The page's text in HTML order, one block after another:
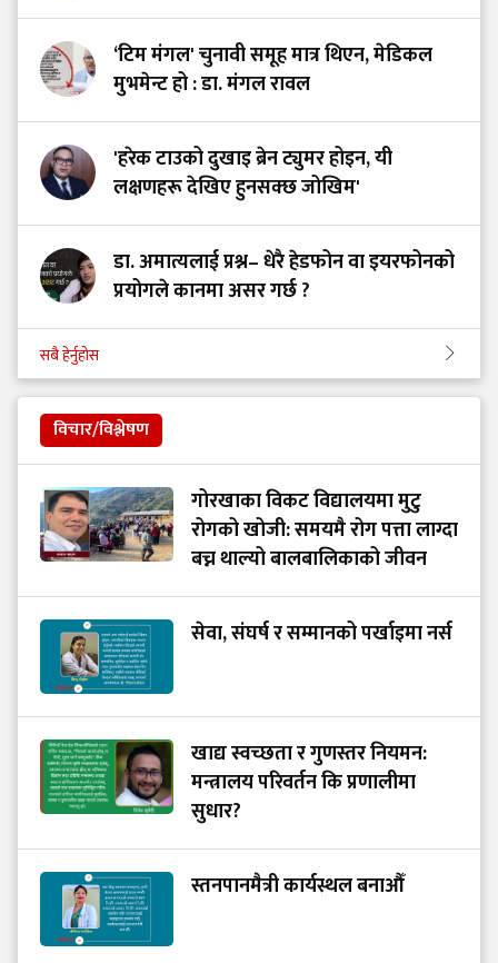
‘टिम मंगल' चुनावी समूह मात्र थिएन, मेडिकल
मुभमेन्ट हो : डा. मंगल रावल
'हरेक टाउको दुखाइ ब्रेन ट्युमर होइन, यी
लक्षणहरू देखिए हुनसक्छ जोखिम'
डा. अमात्यलाई प्रश्न– धेरै हेडफोन वा इयरफोनको
प्रयोगले कानमा असर गर्छ ?
सबै हेर्नुहोस
विचार/विश्लेषण
गोरखाका विकट विद्यालयमा मुटु
रोगको खोजी: समयमै रोग पत्ता लाग्दा
बच्न थाल्यो बालबालिकाको जीवन
सेवा, संघर्ष र सम्मानको पर्खाइमा नर्स
खाद्य स्वच्छता र गुणस्तर नियमन:
मन्त्रालय परिवर्तन कि प्रणालीमा
सुधार?
स्तनपानमैत्री कार्यस्थल बनाऔँ